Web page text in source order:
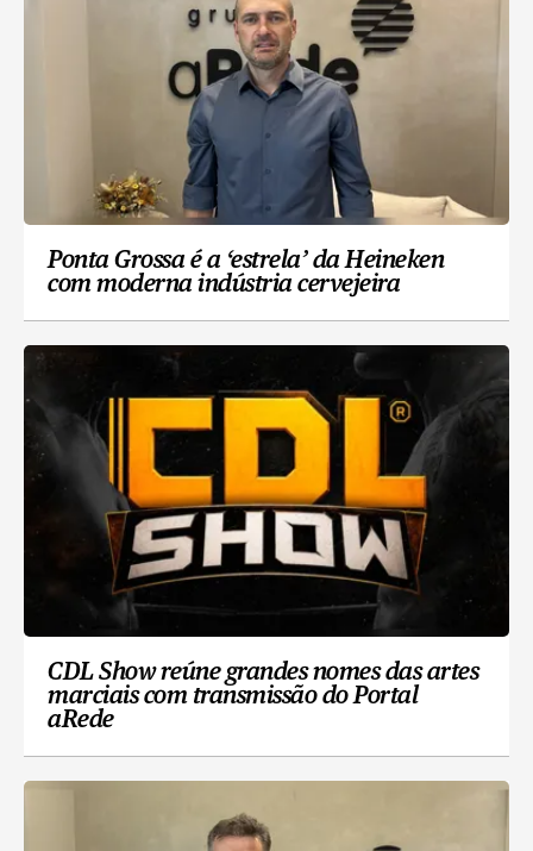
Ponta Grossa é a ‘estrela’ da Heineken
com moderna indústria cervejeira
CDL Show reúne grandes nomes das artes
marciais com transmissão do Portal
aRede